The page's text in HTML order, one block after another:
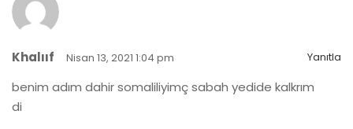
Khalııf Nisan 13, 2021 1:04 pm Yanıtla
benim adım dahir somaliliyimç sabah yedide kalkrım
di